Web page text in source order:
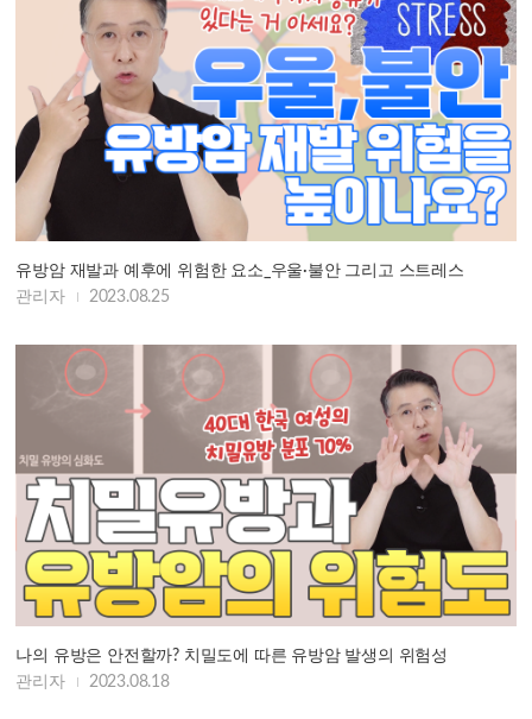
유방암 재발과 예후에 위험한 요소_우울·불안 그리고 스트레스
관리자
2023.08.25
나의 유방은 안전할까? 치밀도에 따른 유방암 발생의 위험성
관리자
2023.08.18